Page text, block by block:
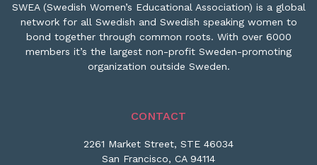
SWEA (Swedish Women’s Educational Association) is a global
network for all Swedish and Swedish speaking women to
bond together through common roots. With over 6000
members it’s the largest non-profit Sweden-promoting
organization outside Sweden.
CONTACT
2261 Market Street, STE 46034
San Francisco, CA 94114